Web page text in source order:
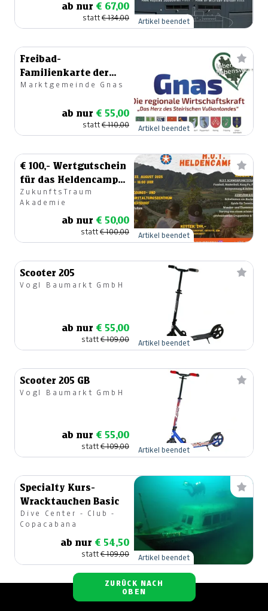
ab nur € 67,00
statt€ 134,00 Artikel beendet
Freibad-
Familienkarte der
Gemeinde Gnas
Marktgemeinde Gnas
ab nur € 55,00
statt€ 110,00 Artikel beendet
€ 100,- Wertgutschein
für das Heldencamp
2025
ZukunftsTraum
Akademie
ab nur € 50,00
statt€ 100,00 Artikel beendet
Scooter 205
Vogl Baumarkt GmbH
ab nur € 55,00
statt€ 109,00 Artikel beendet
Scooter 205 GB
Vogl Baumarkt GmbH
ab nur € 55,00
statt€ 109,00 Artikel beendet
Specialty Kurs-
Wracktauchen Basic
Dive Center - Club -
Copacabana
ab nur € 54,50
statt€ 109,00 Artikel beendet
ZURÜCK NACH
OBEN